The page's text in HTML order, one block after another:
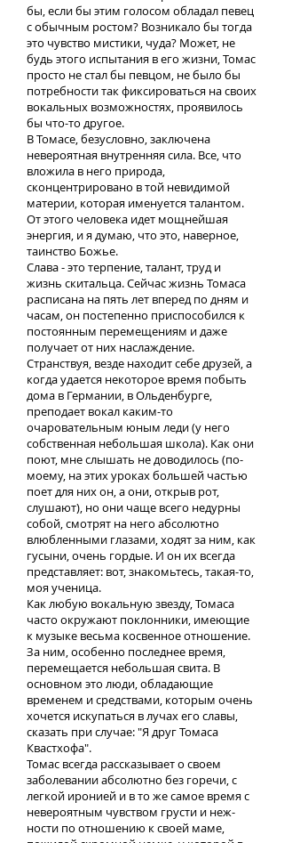
бы, если бы этим голосом обладал певец
с обычным ростом? Возникало бы тогда
это чувство мистики, чуда? Может, не
будь этого испытания в его жизни, Томас
просто не стал бы певцом, не было бы
потребности так фиксироваться на своих
вокальных возможностях, проявилось
бы что-то другое.
В Томасе, безусловно, заключена
невероятная внутренняя сила. Все, что
вложила в него природа,
сконцентрировано в той невидимой
материи, которая именуется талантом.
От этого человека идет мощнейшая
энергия, и я думаю, что это, наверное,
таинство Божье.
Слава - это терпение, талант, труд и
жизнь скитальца. Сейчас жизнь Томаса
расписана на пять лет вперед по дням и
часам, он постепенно приспособился к
постоянным перемещениям и даже
получает от них наслаждение.
Странствуя, везде находит себе друзей, а
когда удается некоторое время побыть
дома в Германии, в Ольденбурге,
преподает вокал каким-то
очаровательным юным леди (у него
собственная небольшая школа). Как они
поют, мне слышать не доводилось (по-
моему, на этих уроках большей частью
поет для них он, а они, открыв рот,
слушают), но они чаще всего недурны
собой, смотрят на него абсолютно
влюбленными глазами, ходят за ним, как
гусыни, очень гордые. И он их всегда
представляет: вот, знакомьтесь, такая-то,
моя ученица.
Как любую вокальную звезду, Томаса
часто окружают поклонники, имеющие
к музыке весьма косвенное отношение.
За ним, особенно последнее время,
перемещается небольшая свита. В
основном это люди, обладающие
временем и средствами, которым очень
хочется искупаться в лучах его славы,
сказать при случае: "Я друг Томаса
Квастхофа".
Томас всегда рассказывает о своем
заболевании абсолютно без горечи, с
легкой иронией и в то же самое время с
невероятным чувством грусти и неж-
ности по отношению к своей маме,